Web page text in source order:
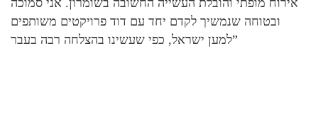
אירוח מופתי והובלת העשייה החשובה בשומרון. אני סמוכה
ובטוחה שנמשיך לקדם יחד עם דוד פרויקטים משותפים
למען ישראל, כפי שעשינו בהצלחה רבה בעבר”